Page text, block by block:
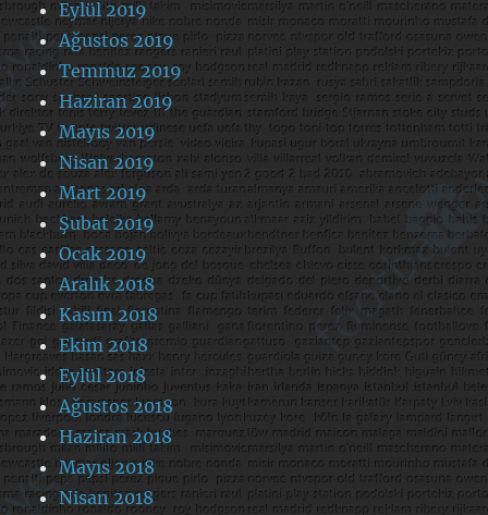
Eylül 2019
Ağustos 2019
Temmuz 2019
Haziran 2019
Mayıs 2019
Nisan 2019
Mart 2019
Şubat 2019
Ocak 2019
Aralık 2018
Kasım 2018
Ekim 2018
Eylül 2018
Ağustos 2018
Haziran 2018
Mayıs 2018
Nisan 2018